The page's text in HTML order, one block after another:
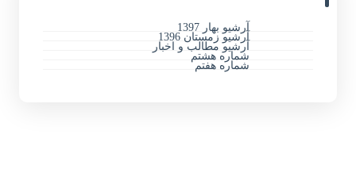
آرشیو بهار 1397
آرشیو زمستان 1396
آرشیو مطالب و اخبار
شماره هشتم
شماره هفتم